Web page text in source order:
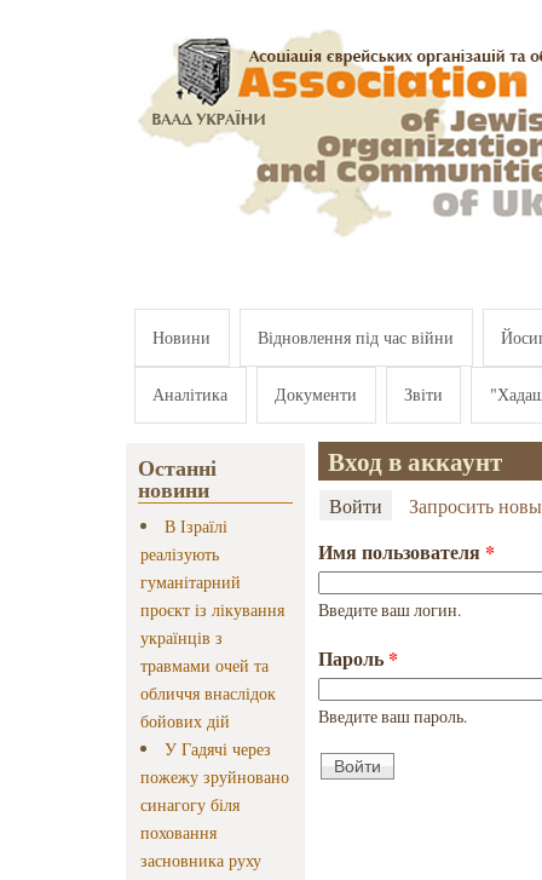
Новини Відновлення під час війни
Аналітика Документи Звіти
Останні
новини
В Ізраїлі
реалізують
гуманітарний
проєкт із лікування
українців з
травмами очей та
обличчя внаслідок
бойових дій
У Гадячі через
пожежу зруйновано
синагогу біля
поховання
засновника руху
Вход в аккаунт
Главные вкладки
Войти (активная вкладка)
Запросить
Имя пользователя *
Введите ваш логин.
Пароль *
Введите ваш пароль.